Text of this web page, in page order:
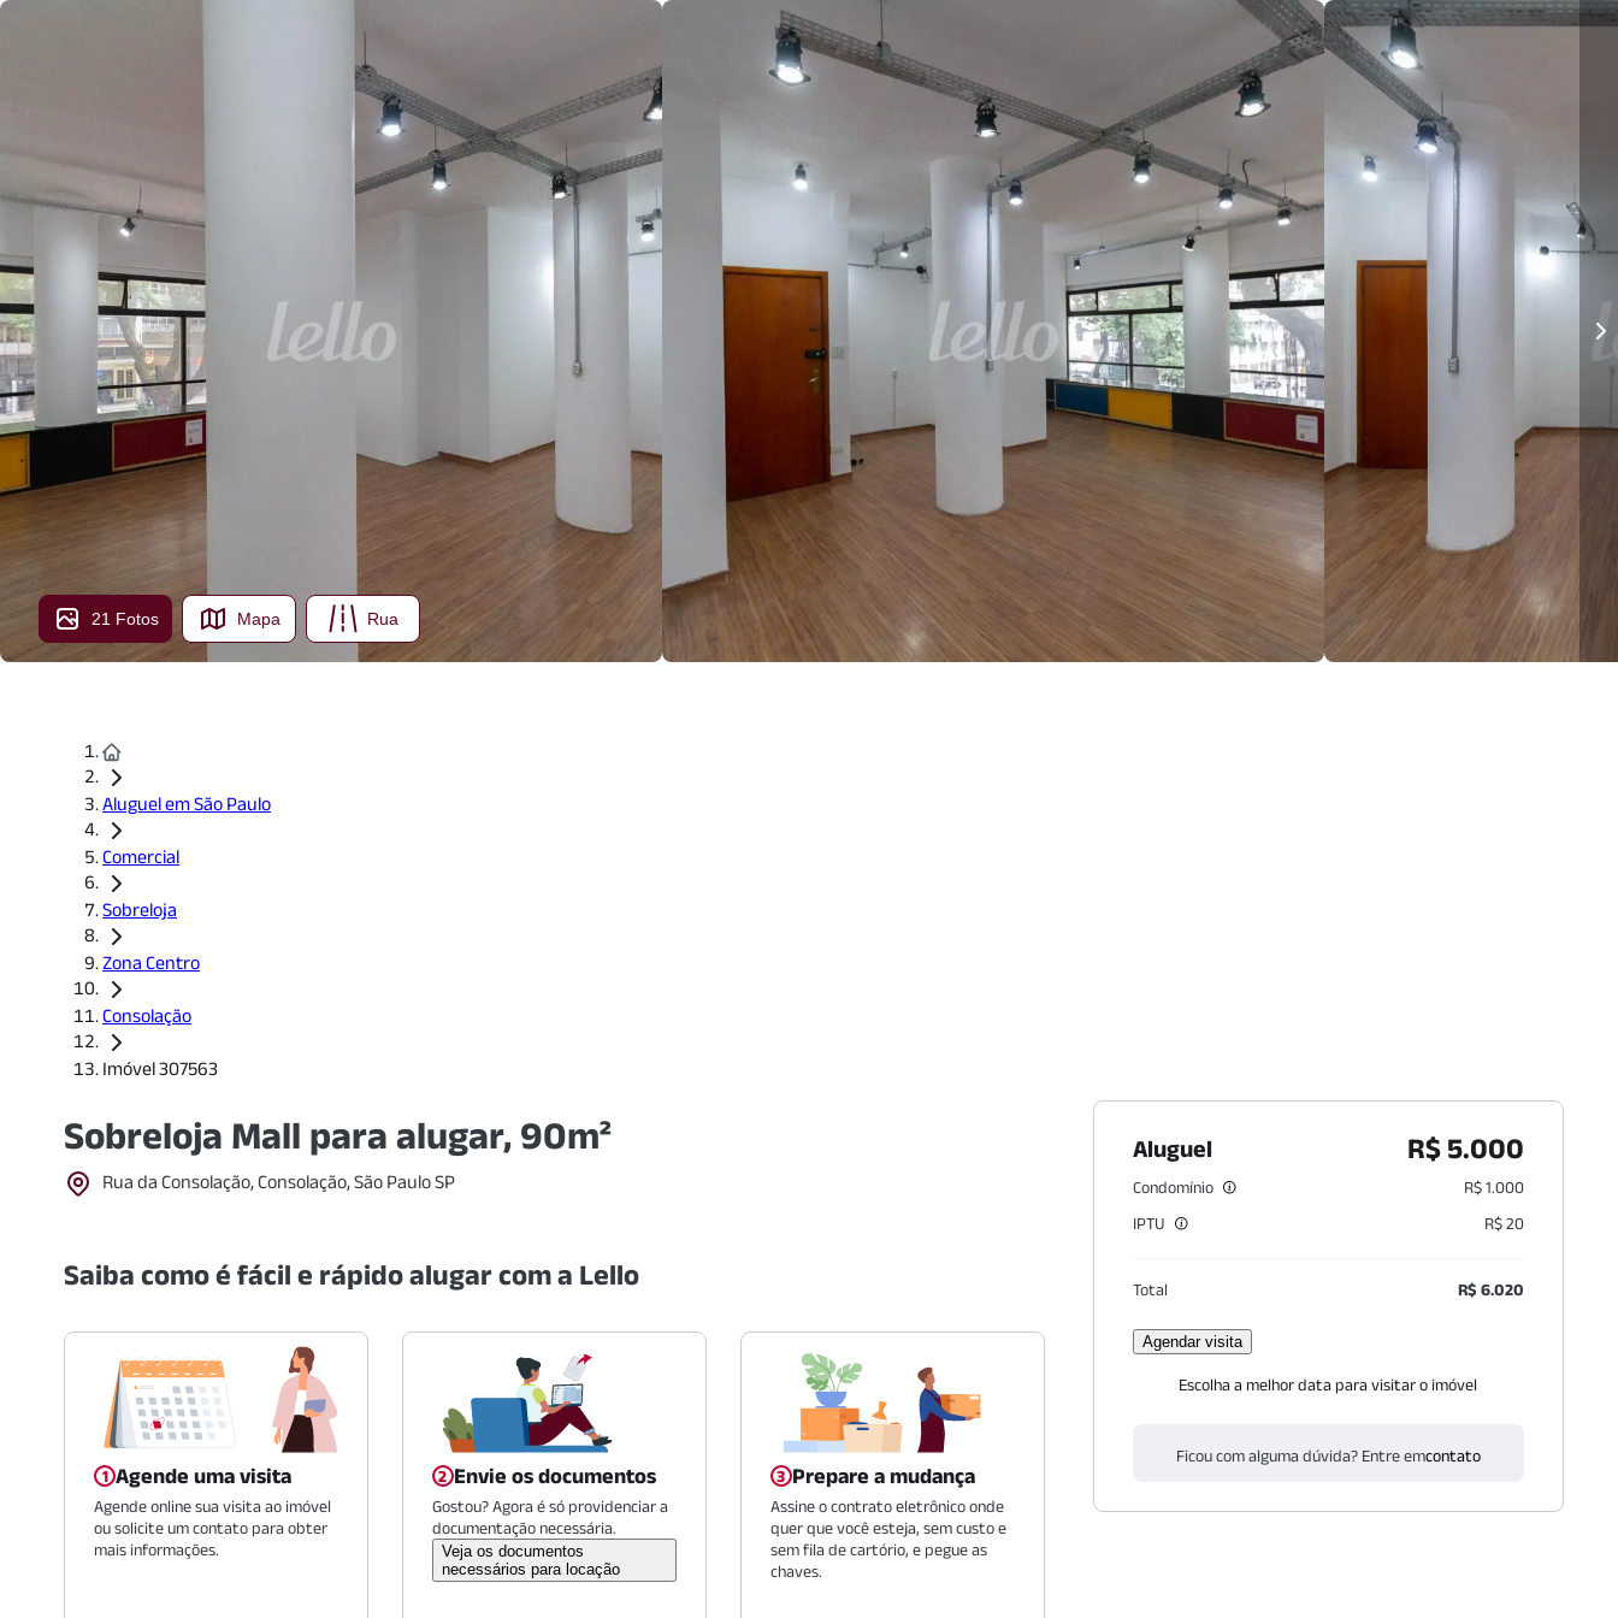
21 Fotos Mapa Rua
Aluguel em São Paulo
Comercial
Sobreloja
Zona Centro
Consolação
Imóvel 307563
Sobreloja Mall para alugar, 90m²
Rua da Consolação, Consolação, São Paulo SP
Saiba como é fácil e rápido alugar com a Lello
Agende uma visita
Agende online sua visita ao imóvel
ou solicite um contato para obter
mais informações.
Envie os documentos
Gostou? Agora é só providenciar a
documentação necessária.
Veja os documentos
necessários para locação
Prepare a mudança
Assine o contrato eletrônico onde
quer que você esteja, sem custo e
sem fila de cartório, e pegue as
chaves.
Aluguel R$ 5.000
Condomínio
R$ 1.000
IPTU
R$ 20
Total R$ 6.020
Agendar visita
Escolha a melhor data para visitar o imóvel
Ficou com alguma dúvida? Entre emcontato